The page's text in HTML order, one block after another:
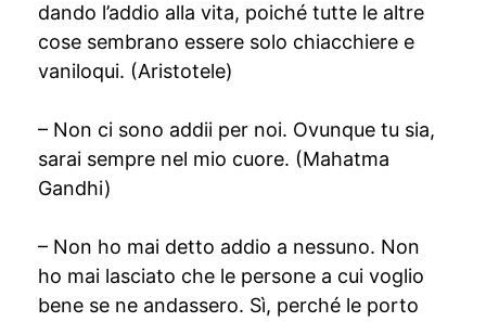
dando l’addio alla vita, poiché tutte le altre
cose sembrano essere solo chiacchiere e
vaniloqui. (Aristotele)
– Non ci sono addii per noi. Ovunque tu sia,
sarai sempre nel mio cuore. (Mahatma
Gandhi)
– Non ho mai detto addio a nessuno. Non
ho mai lasciato che le persone a cui voglio
bene se ne andassero. Sì, perché le porto